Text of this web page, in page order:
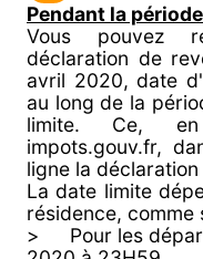
Pendant la
Vous pouvez
déclaration de
avril 2020, date
au long de la
limite. Ce,
impots.gouv.fr,
ligne la
La date limite
résidence, comme
> Pour les